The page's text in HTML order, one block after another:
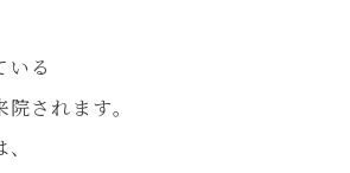
いる
されます。